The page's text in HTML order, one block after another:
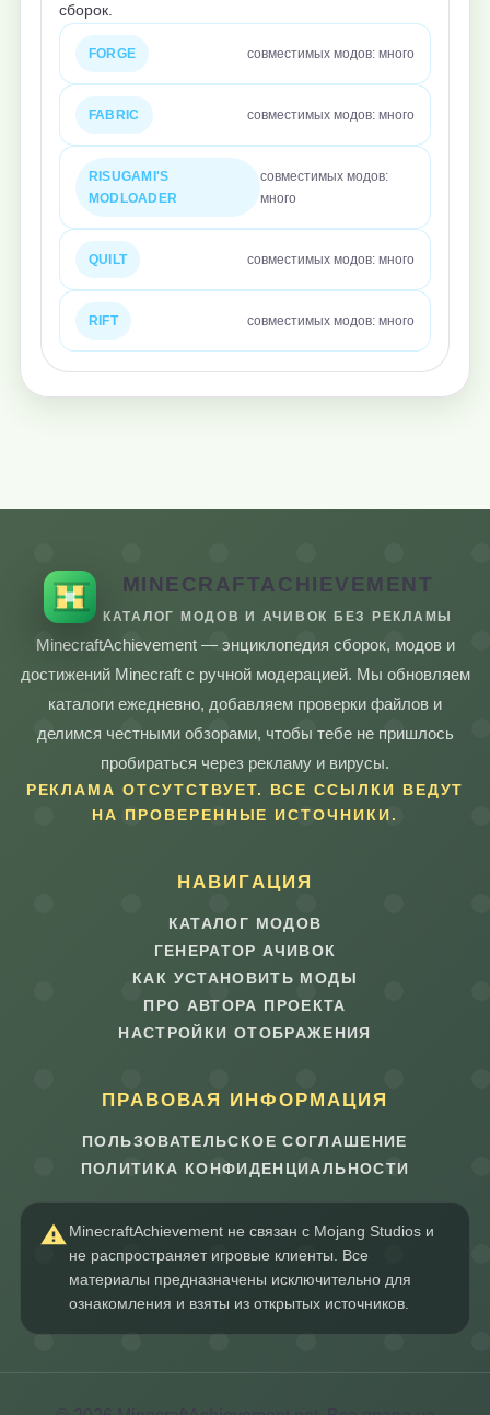
сборок.
FORGE совместимых модов: много
FABRIC совместимых модов: много
RISUGAMI'S
MODLOADER
совместимых модов:
много
QUILT совместимых модов: много
RIFT совместимых модов: много
MINECRAFTACHIEVEMENT
КАТАЛОГ МОДОВ И АЧИВОК БЕЗ РЕКЛАМЫ
MinecraftAchievement — энциклопедия сборок, модов и
достижений Minecraft с ручной модерацией. Мы обновляем
каталоги ежедневно, добавляем проверки файлов и
делимся честными обзорами, чтобы тебе не пришлось
пробираться через рекламу и вирусы.
РЕКЛАМА ОТСУТСТВУЕТ. ВСЕ ССЫЛКИ ВЕДУТ
НА ПРОВЕРЕННЫЕ ИСТОЧНИКИ.
НАВИГАЦИЯ
КАТАЛОГ МОДОВ
ГЕНЕРАТОР АЧИВОК
КАК УСТАНОВИТЬ МОДЫ
ПРО АВТОРА ПРОЕКТА
НАСТРОЙКИ ОТОБРАЖЕНИЯ
ПРАВОВАЯ ИНФОРМАЦИЯ
ПОЛЬЗОВАТЕЛЬСКОЕ СОГЛАШЕНИЕ
ПОЛИТИКА КОНФИДЕНЦИАЛЬНОСТИ
MinecraftAchievement не связан с Mojang Studios и
не распространяет игровые клиенты. Все
материалы предназначены исключительно для
ознакомления и взяты из открытых источников.